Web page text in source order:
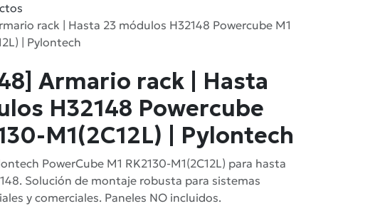
rack | Hasta 23 módulos H32148 Powercube M1
| Pylontech
Armario rack | Hasta
H32148 Powercube
M1(2C12L) | Pylontech
PowerCube M1 RK2130-M1(2C12L) para hasta
Solución de montaje robusta para sistemas
y comerciales. Paneles NO incluidos.